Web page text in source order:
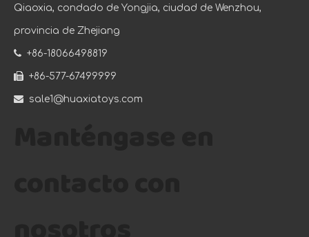
Qiaoxia, condado de Yongjia, ciudad de Wenzhou,
provincia de Zhejiang
 +86-18066498819
 +86-577-67499999
 sale1@huaxiatoys.com